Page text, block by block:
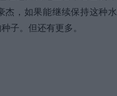
杰，如果能继续保持这种水
子。但还有更多。